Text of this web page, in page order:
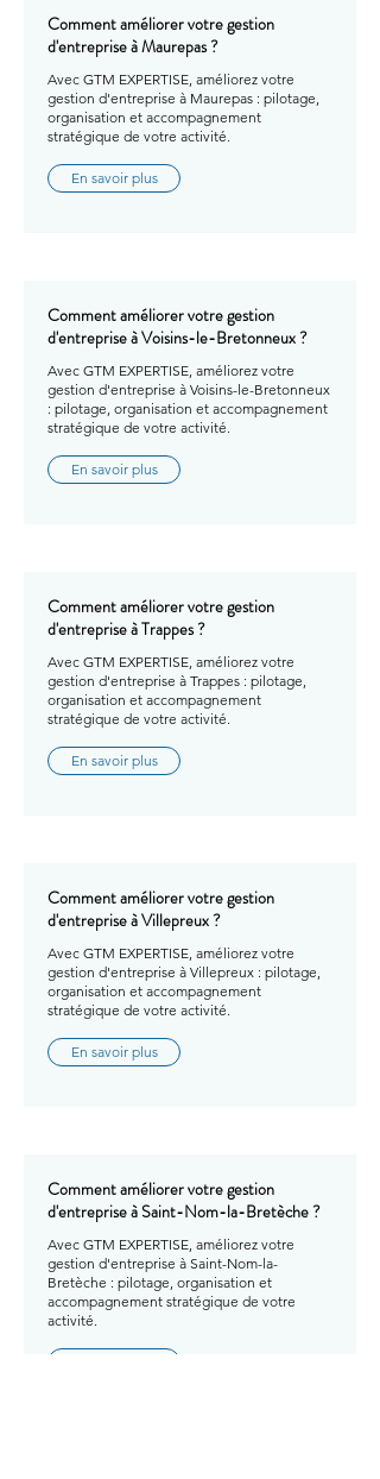
Comment améliorer votre gestion
d'entreprise à Maurepas ?
Avec GTM EXPERTISE, améliorez votre
gestion d'entreprise à Maurepas : pilotage,
organisation et accompagnement
stratégique de votre activité.
En savoir plus
Comment améliorer votre gestion
d'entreprise à Voisins-le-Bretonneux ?
Avec GTM EXPERTISE, améliorez votre
gestion d'entreprise à Voisins-le-Bretonneux
: pilotage, organisation et accompagnement
stratégique de votre activité.
En savoir plus
Comment améliorer votre gestion
d'entreprise à Trappes ?
Avec GTM EXPERTISE, améliorez votre
gestion d'entreprise à Trappes : pilotage,
organisation et accompagnement
stratégique de votre activité.
En savoir plus
Comment améliorer votre gestion
d'entreprise à Villepreux ?
Avec GTM EXPERTISE, améliorez votre
gestion d'entreprise à Villepreux : pilotage,
organisation et accompagnement
stratégique de votre activité.
En savoir plus
Comment améliorer votre gestion
d'entreprise à Saint-Nom-la-Bretèche ?
Avec GTM EXPERTISE, améliorez votre
gestion d'entreprise à Saint-Nom-la-
Bretèche : pilotage, organisation et
accompagnement stratégique de votre
activité.